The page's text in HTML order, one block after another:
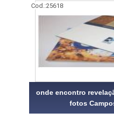
Cod.:25618
onde encontro
fotos